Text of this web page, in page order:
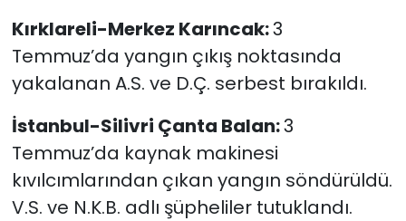
Kırklareli-Merkez Karıncak:3
Temmuz’da yangın çıkış noktasında
yakalanan A.S. ve D.Ç. serbest bırakıldı.
İstanbul-Silivri Çanta Balan:3
Temmuz’da kaynak makinesi
kıvılcımlarından çıkan yangın söndürüldü.
V.S. ve N.K.B. adlı şüpheliler tutuklandı.